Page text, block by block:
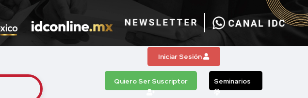
Iniciar Sesión
Quiero Ser Suscriptor Seminarios